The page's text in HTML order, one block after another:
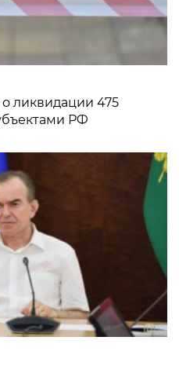
ликвидации 475
РФ